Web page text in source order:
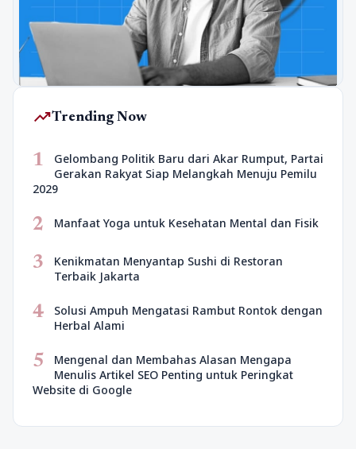
trending_upTrending Now
1
Gelombang Politik Baru dari Akar Rumput, Partai
Gerakan Rakyat Siap Melangkah Menuju Pemilu
2029
2 Manfaat Yoga untuk Kesehatan Mental dan Fisik
3
Kenikmatan Menyantap Sushi di Restoran
Terbaik Jakarta
4
Solusi Ampuh Mengatasi Rambut Rontok dengan
Herbal Alami
5
Mengenal dan Membahas Alasan Mengapa
Menulis Artikel SEO Penting untuk Peringkat
Website di Google